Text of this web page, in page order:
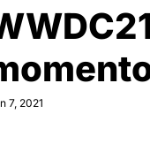
7, 2021